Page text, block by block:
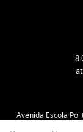
Avenida Escola